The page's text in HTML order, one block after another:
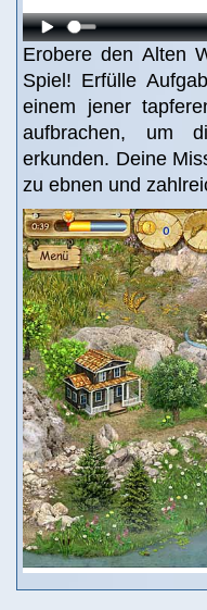
Erobere den Alten
Spiel! Erfülle
einem jener
aufbrachen, um
erkunden. Deine
zu ebnen und